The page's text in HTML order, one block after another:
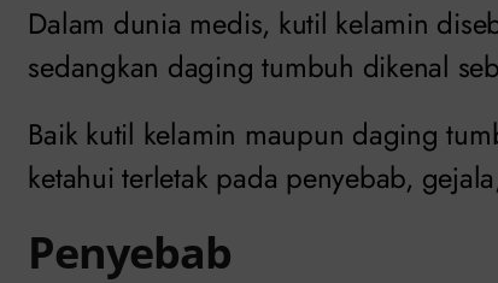
Dalam dunia medis, kutil kelamin
sedangkan daging tumbuh dikenal
Baik kutil kelamin maupun daging
ketahui terletak pada penyebab,
Penyebab